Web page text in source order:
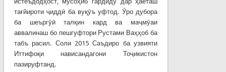
тағйироти ҷиддӣ ба вуқӯъ уфтод. Ӯро дубора
ба шеъргӯӣ талқин кард ва маҷмӯаи
аввалинаш бо пешгуфтори Рустами Ваҳҳоб ба
табъ расил. Соли 2015 Саъдиро ба узвияти
Иттифоқи нависандагони Тоҷикистон
пазируфтанд.